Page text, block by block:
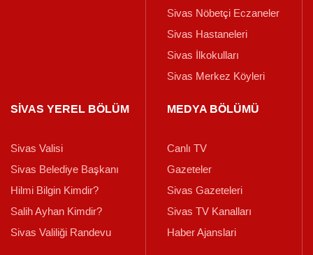
Sivas Nöbetçi Eczaneler
Sivas Hastaneleri
Sivas İlkokulları
Sivas Merkez Köyleri
SİVAS YEREL BÖLÜM
Sivas Valisi
Sivas Belediye Başkanı
Hilmi Bilgin Kimdir?
Salih Ayhan Kimdir?
Sivas Valiliği Randevu
MEDYA BÖLÜMÜ
Canlı TV
Gazeteler
Sivas Gazeteleri
Sivas TV Kanalları
Haber Ajanslari